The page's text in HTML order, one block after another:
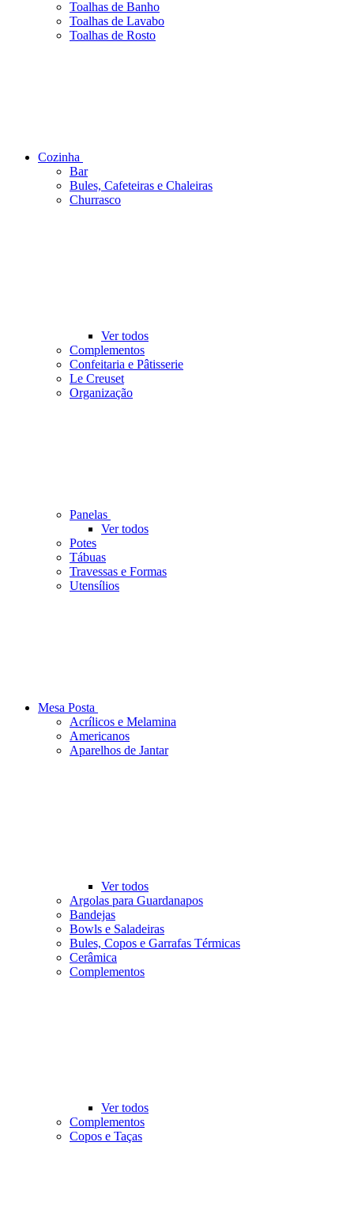
Toalhas de Banho
Toalhas de Lavabo
Toalhas de Rosto
Cozinha
Bar
Bules, Cafeteiras e Chaleiras
Churrasco
Ver todos
Complementos
Confeitaria e Pâtisserie
Le Creuset
Organização
Panelas
Ver todos
Potes
Tábuas
Travessas e Formas
Utensílios
Mesa Posta
Acrílicos e Melamina
Americanos
Aparelhos de Jantar
Ver todos
Argolas para Guardanapos
Bandejas
Bowls e Saladeiras
Bules, Copos e Garrafas Térmicas
Cerâmica
Complementos
Ver todos
Complementos
Copos e Taças